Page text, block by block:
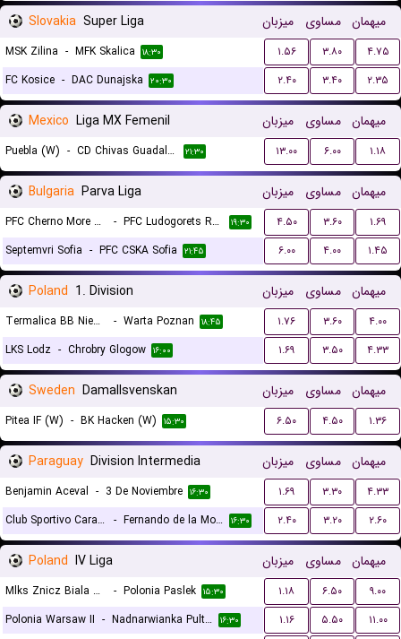
Slovakia Super Liga میزبان مساوی میهمان
MSK Zilina - MFK Skalica ۱۸:۳۰ ۱.۵۶ ۳.۸۰
۴.۷۵
FC Kosice - DAC Dunajska ۲۰:۳۰ ۲.۴۰ ۳.۴۰ ۲.۳۵
Mexico Liga MX Femenil میزبان مساوی میهمان
Puebla (W) - CD Chivas Guadalajara (W) ۲۱:۳۰ ۱۳.۰۰ ۶.۰۰ ۱.۱۸
Bulgaria Parva Liga میزبان مساوی میهمان
PFC Cherno More Varna - PFC Ludogorets Razgrad ۱۹:۳۰ ۴.۵۰ ۳.۶۰
۱.۶۹
Septemvri Sofia - PFC CSKA Sofia ۲۱:۴۵ ۶.۰۰ ۴.۰۰ ۱.۴۵
Poland 1. Division میزبان مساوی میهمان
Termalica BB Nieciecza - Warta Poznan ۱۸:۴۵ ۱.۷۶ ۳.۶۰
۴.۰۰
LKS Lodz - Chrobry Glogow ۱۶:۰۰ ۱.۶۹ ۳.۵۰ ۴.۳۳
Sweden Damallsvenskan میزبان مساوی میهمان
Pitea IF (W) - BK Hacken (W) ۱۵:۳۰ ۶.۵۰ ۴.۵۰ ۱.۳۶
Paraguay Division Intermedia میزبان مساوی میهمان
Benjamin Aceval - 3 De Noviembre ۱۶:۳۰ ۱.۶۹ ۳.۳۰
۴.۳۳
Club Sportivo Carapegua - Fernando de la Mora ۱۶:۳۰ ۲.۴۰ ۳.۲۰ ۲.۶۰
Poland IV Liga میزبان مساوی میهمان
Mlks Znicz Biala Piska - Polonia Paslek ۱۵:۳۰ ۱.۱۸ ۶.۵۰
۹.۰۰
Polonia Warsaw II - Nadnarwianka Pultusk ۱۶:۳۰ ۱.۱۶ ۵.۵۰
۱۱.۰۰